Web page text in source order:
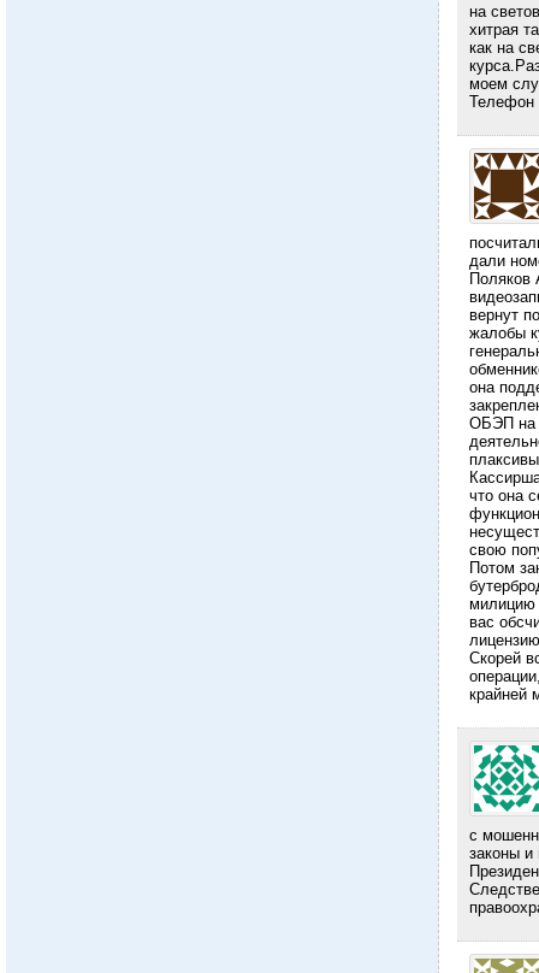
на
хитрая
как на
моем
Телефон
дали
Поляков
вернут
жалобы
она
ОБЭП на
что она
свою
Потом
милицию
вас
Скорей
крайней
с
законы и